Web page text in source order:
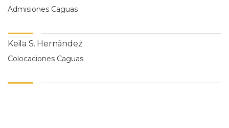
Admisiones Caguas
Keila S. Hernández
Colocaciones Caguas